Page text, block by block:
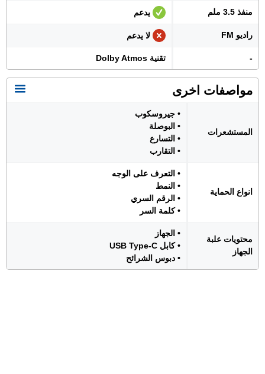
منفذ 3.5 ملم يدعم
راديو FM لا يدعم
- تقنية Dolby Atmos
مواصفات اخرى
المستشعرات
• جيروسكوب
• البوصلة
• التسارع
• التقارب
انواع الحماية
• التعرف على الوجه
• النمط
• الرقم السري
• كلمة السر
محتويات علبة
الجهاز
• الجهاز
• كابل USB Type-C
• دبوس الشرائح